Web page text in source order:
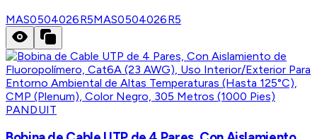
MAS0504026R5MAS0504026R5
PANDUIT